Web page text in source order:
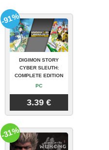
DIGIMON STORY
CYBER SLEUTH:
COMPLETE EDITION
PC
3.39 €
-91%
-31%